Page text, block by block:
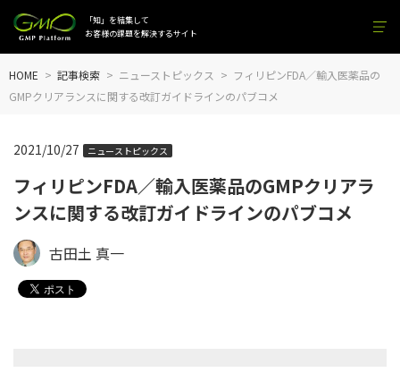
「知」を結集して
お客様の課題を解決するサイト
HOME 記事検索 ニューストピックス
フィリピンFDA／輸入医薬品の
GMPクリアランスに関する改訂ガイドラインのパブコメ
フィリピンFDA／輸入医薬品のGMPクリアラ
ンスに関する改訂ガイドラインのパブコメ
2021/10/27 ニューストピックス
古田土 真一